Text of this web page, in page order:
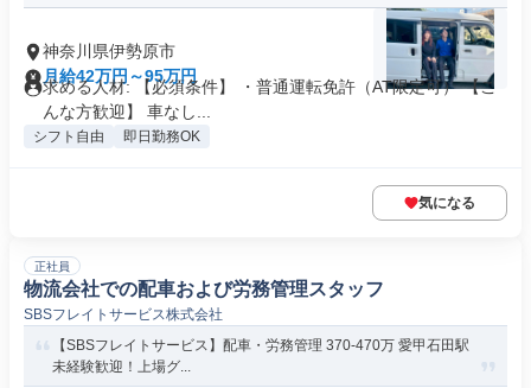
神奈川県伊勢原市
月給42万円～95万円
求める人材: 【必須条件】 ・普通運転免許（AT限定可） 【こ
んな方歓迎】 車なし...
シフト自由 即日勤務OK
気になる
正社員
物流会社での配車および労務管理スタッフ
SBSフレイトサービス株式会社
【SBSフレイトサービス】配車・労務管理 370-470万 愛甲石田駅
未経験歓迎！上場グ...